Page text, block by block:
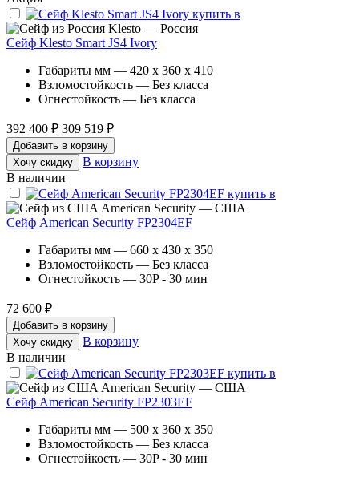
Klesto — Россия
Сейф Klesto Smart JS4 Ivory
Габариты мм — 420 x 360 x 410
Взломостойкость — Без класса
Огнестойкость — Без класса
392 400 ₽ 309 519 ₽
Добавить в корзину
Хочу скидку
В корзину
В наличии
American Security — США
Сейф American Security FP2304EF
Габариты мм — 660 x 430 x 350
Взломостойкость — Без класса
Огнестойкость — 30P - 30 мин
72 600 ₽
Добавить в корзину
Хочу скидку
В корзину
В наличии
American Security — США
Сейф American Security FP2303EF
Габариты мм — 500 x 360 x 350
Взломостойкость — Без класса
Огнестойкость — 30P - 30 мин